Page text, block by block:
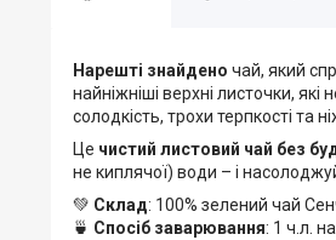
Нарешті знайдено чай, який
найніжніші верхні листочки,
солодкість, трохи терпкості та
Це чистий листовий чай без
не киплячої) води – і
💚 Склад: 100% зелений чай
🍵 Спосіб заварювання: 1 ч.л.